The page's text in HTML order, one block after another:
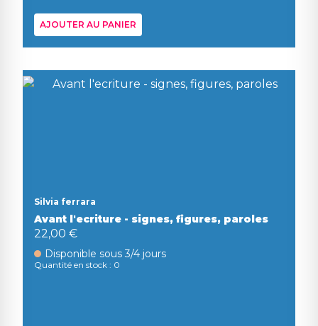
AJOUTER AU PANIER
Silvia ferrara
Avant l'ecriture - signes, figures, paroles
22,00 €
Disponible sous 3/4 jours
Quantité en stock : 0